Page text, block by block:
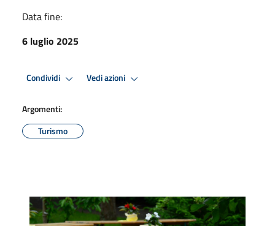
Data fine:
6 luglio 2025
Condividi Vedi azioni
Argomenti:
Turismo